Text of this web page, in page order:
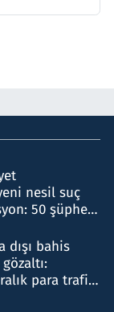
nesil suç
50 şüpheli
dışı bahis
para trafiği